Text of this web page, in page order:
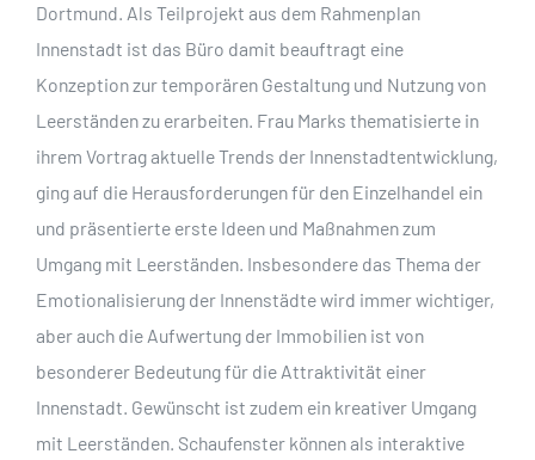
Dortmund. Als Teilprojekt aus dem Rahmenplan
Innenstadt ist das Büro damit beauftragt eine
Konzeption zur temporären Gestaltung und Nutzung von
Leerständen zu erarbeiten. Frau Marks thematisierte in
ihrem Vortrag aktuelle Trends der Innenstadtentwicklung,
ging auf die Herausforderungen für den Einzelhandel ein
und präsentierte erste Ideen und Maßnahmen zum
Umgang mit Leerständen. Insbesondere das Thema der
Emotionalisierung der Innenstädte wird immer wichtiger,
aber auch die Aufwertung der Immobilien ist von
besonderer Bedeutung für die Attraktivität einer
Innenstadt. Gewünscht ist zudem ein kreativer Umgang
mit Leerständen. Schaufenster können als interaktive